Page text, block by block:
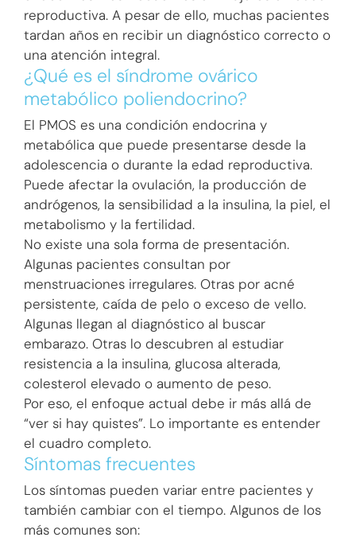
reproductiva. A pesar de ello, muchas pacientes
tardan años en recibir un diagnóstico correcto o
una atención integral.
¿Qué es el síndrome ovárico
metabólico poliendocrino?
El PMOS es una condición endocrina y
metabólica que puede presentarse desde la
adolescencia o durante la edad reproductiva.
Puede afectar la ovulación, la producción de
andrógenos, la sensibilidad a la insulina, la piel, el
metabolismo y la fertilidad.
No existe una sola forma de presentación.
Algunas pacientes consultan por
menstruaciones irregulares. Otras por acné
persistente, caída de pelo o exceso de vello.
Algunas llegan al diagnóstico al buscar
embarazo. Otras lo descubren al estudiar
resistencia a la insulina, glucosa alterada,
colesterol elevado o aumento de peso.
Por eso, el enfoque actual debe ir más allá de
“ver si hay quistes”. Lo importante es entender
el cuadro completo.
Síntomas frecuentes
Los síntomas pueden variar entre pacientes y
también cambiar con el tiempo. Algunos de los
más comunes son: